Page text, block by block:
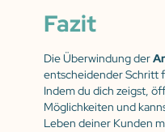
Fazit
Die Überwindung der
entscheidender Schritt
Indem du dich zeigst,
Möglichkeiten und
Leben deiner Kunden